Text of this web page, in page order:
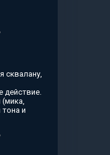
сквалану,
действие.
и